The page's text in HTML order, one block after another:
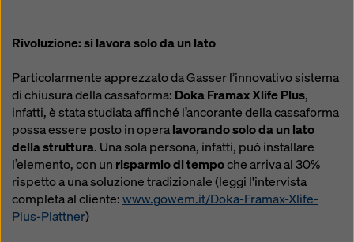
Rivoluzione: si lavora solo da un lato
Particolarmente apprezzato da Gasser l’innovativo sistema
di chiusura della cassaforma: Doka Framax Xlife Plus,
infatti, è stata studiata affinché l’ancorante della cassaforma
possa essere posto in operalavorando solo da un lato
della struttura. Una sola persona, infatti, può installare
l’elemento, con un risparmio di tempoche arriva al 30%
rispetto a una soluzione tradizionale (leggi l'intervista
completa al cliente:www.gowem.it/Doka-Framax-Xlife-
Plus-Plattner)